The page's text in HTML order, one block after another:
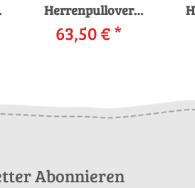
Herrenpullover
Lang Yarns Oceania
ADRIAN mit
63,50 €*
Abonnieren